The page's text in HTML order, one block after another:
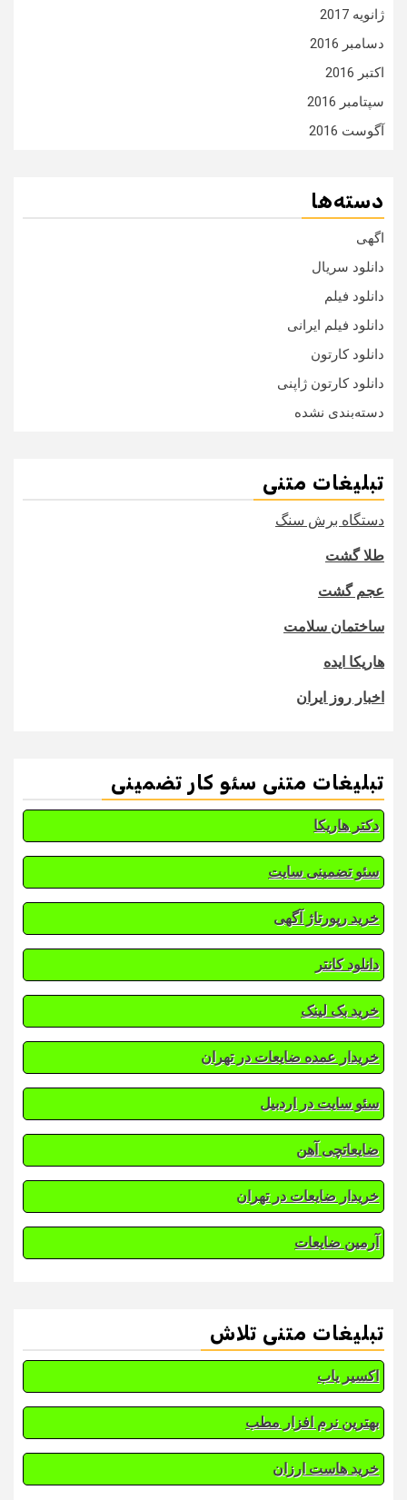
ژانویه 2017
دسامبر 2016
اکتبر 2016
سپتامبر 2016
آگوست 2016
دسته‌ها
اگهی
دانلود سریال
دانلود فیلم
دانلود فیلم ایرانی
دانلود کارتون
دانلود کارتون ژاپنی
دسته‌بندی نشده
تبلیغات متنی
دستگاه برش سنگ
طلا گشت
عجم گشت
ساختمان سلامت
هاریکا ایده
اخبار روز ایران
تبلیغات متنی سئو کار تضمینی
دکتر هاریکا
سئو تضمینی سایت
خرید رپورتاژ آگهی
دانلود کانتر
خرید بک لینک
خریدار عمده ضایعات در تهران
سئو سایت در اردبیل
ضایعاتچی آهن
خریدار ضایعات در تهران
آرمین ضایعات
تبلیغات متنی تلاش
اکسیر یاب
بهترین نرم افزار مطب
خرید هاست ارزان